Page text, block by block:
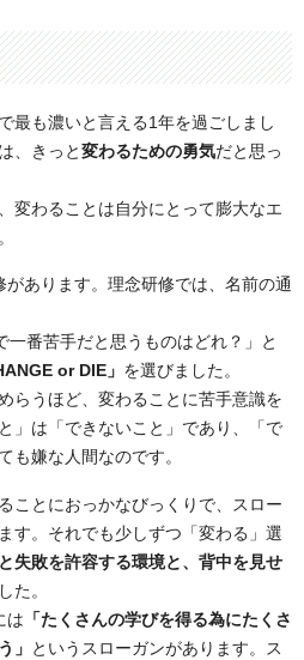
最も濃いと言える1年を過ごしまし
、きっと変わるための勇気だと思っ
変わることは自分にとって膨大なエ
あります。理念研修では、名前の通
一番苦手だと思うものはどれ？」と
or DIE」 を選びました。
らうほど、変わることに苦手意識を
」は「できないこと」であり、「で
も嫌な人間なのです。
ことにおっかなびっくりで、スロー
す。それでも少しずつ「変わる」選
失敗を許容する環境と、背中を見せ
た。
は 「たくさんの学びを得る為にたくさ
」 というスローガンがあります。ス